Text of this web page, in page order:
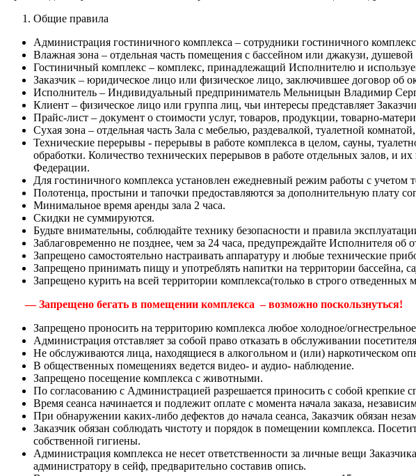
Общие правила
Администрация гостиничного комплекса – сотрудники гостиничного
Влажная зона – отдельная часть помещения с бассейном или джакузи,
Гостиничный комплекс – комплекс, принадлежащий Исполнителю и
Заказчик – юридическое лицо или физическое лицо, заключившее договор об
Исполнитель – Индивидуальный предприниматель Мельницын Владимир
Клиент – физическое лицо или группа лиц, чьи интересы представляет
Прайс-лист – документ о стоимости услуг, товаров, продукции, товарно-
Сухая зона – отдельная часть Зала с мебелью, раздевалкой, туалетной
Технические перерывы - перерывы в работе комплекса в целом, сауны,
обработки. Количество технических перерывов в работе отдельных залов, и
Федерации.
Для гостиничного комплекса установлен ежедневный режим работы с учетом
Полотенца, простыни и тапочки предоставляются за дополнительную плату
Минимальное время аренды зала 2 часа.
Скидки не суммируются.
Будьте внимательны, соблюдайте технику безопасности и правила
Заблаговременно не позднее, чем за 24 часа, предупреждайте Исполнителя об
Запрещено самостоятельно настраивать аппаратуру и любые технические
Запрещено принимать пищу и употреблять напитки на территории бассейна,
Запрещено курить на всей территории комплекса(только в строго отведенных
–– Запрещено бегать в помещении комплекса – возможно поскользнуться!
Запрещено проносить на территорию комплекса любое холодное/
Администрация отставляет за собой право отказать в обслуживании
Не обслуживаются лица, находящиеся в алкогольном и (или) наркотическом
В общественных помещениях ведется видео- и аудио- наблюдение.
Запрещено посещение комплекса с животными.
По согласованию с Администрацией разрешается приносить с собой крепкие
Время сеанса начинается и подлежит оплате с момента начала заказа,
При обнаружении каких-либо дефектов до начала сеанса, Заказчик обязан
Заказчик обязан соблюдать чистоту и порядок в помещении комплекса.
собственной гигиены.
Администрация комплекса не несет ответственности за личные вещи
администратору в сейф, предварительно составив опись.